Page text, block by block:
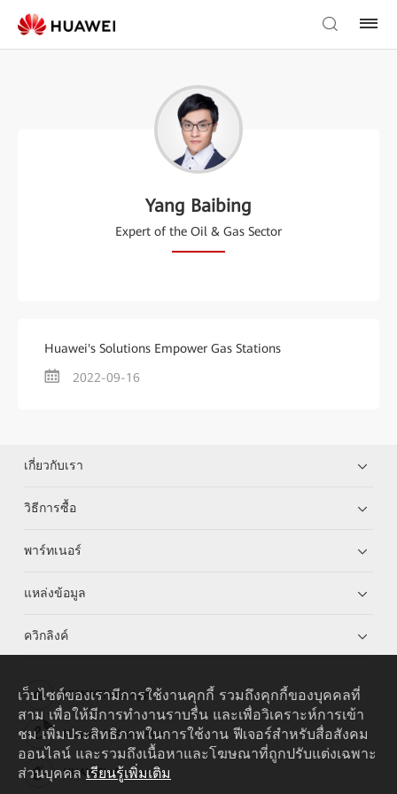
Yang Baibing
Expert of the Oil & Gas Sector
Huawei's Solutions Empower Gas Stations
2022-09-16
เกี่ยวกับเรา
วิธีการซื้อ
พาร์ทเนอร์
แหล่งข้อมูล
ควิกลิงค์
HUAWEI eKit App
Huawei HiKnow App
HUAWEI eFly App
เว็บไซต์ของเรามีการใช้งานคุกกี้ รวมถึงคุกกี้ของบุคคลที่
สาม เพื่อให้มีการทำงานราบรื่น และเพื่อวิเคราะห์การเข้า
ชม เพิ่มประสิทธิภาพในการใช้งาน ฟีเจอร์สำหรับสื่อสังคม
ออนไลน์ และรวมถึงเนื้อหาและโฆษณาที่ถูกปรับแต่งเฉพาะ
ส่วนบุคคล เรียนรู้เพิ่มเติม